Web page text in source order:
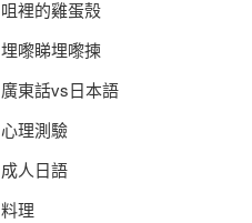
咀裡的雞蛋殼
埋嚟睇埋嚟揀
廣東話vs日本語
心理測驗
成人日語
料理